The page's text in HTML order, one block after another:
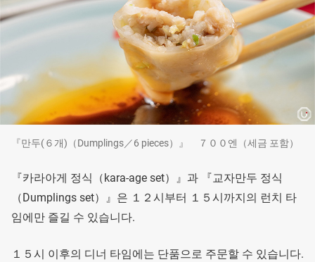
『만두(６개)（Dumplings／6 pieces）』 ７００엔（세금 포함）
『카라아게 정식（kara-age set）』과 『교자만두 정식
（Dumplings set）』은 １２시부터 １５시까지의 런치 타
임에만 즐길 수 있습니다.
１５시 이후의 디너 타임에는 단품으로 주문할 수 있습니다.